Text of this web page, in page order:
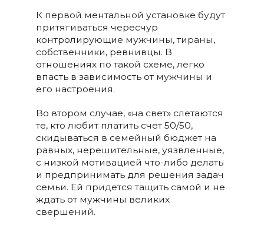
К первой ментальной установке будут
притягиваться чересчур
контролирующие мужчины, тираны,
собственники, ревнивцы. В
отношениях по такой схеме, легко
впасть в зависимость от мужчины и
его настроения.
Во втором случае, «на свет» слетаются
те, кто любит платить счет 50/50,
скидываться в семейный бюджет на
равных, нерешительные, уязвленные,
с низкой мотивацией что-либо делать
и предпринимать для решения задач
семьи. Ей придется тащить самой и не
ждать от мужчины великих
свершений.